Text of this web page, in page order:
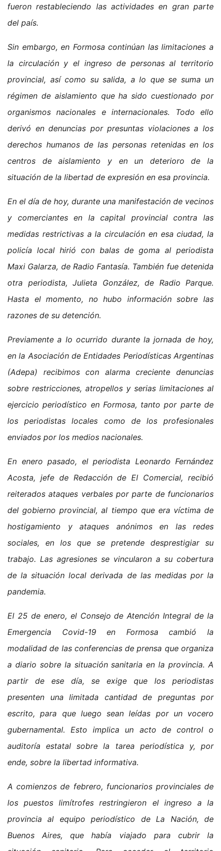
fueron restableciendo las actividades en gran parte
del país.
Sin embargo, en Formosa continúan las limitaciones a
la circulación y el ingreso de personas al territorio
provincial, así como su salida, a lo que se suma un
régimen de aislamiento que ha sido cuestionado por
organismos nacionales e internacionales. Todo ello
derivó en denuncias por presuntas violaciones a los
derechos humanos de las personas retenidas en los
centros de aislamiento y en un deterioro de la
situación de la libertad de expresión en esa provincia.
En el día de hoy, durante una manifestación de vecinos
y comerciantes en la capital provincial contra las
medidas restrictivas a la circulación en esa ciudad, la
policía local hirió con balas de goma al periodista
Maxi Galarza, de Radio Fantasía. También fue detenida
otra periodista, Julieta González, de Radio Parque.
Hasta el momento, no hubo información sobre las
razones de su detención.
Previamente a lo ocurrido durante la jornada de hoy,
en la Asociación de Entidades Periodísticas Argentinas
(Adepa) recibimos con alarma creciente denuncias
sobre restricciones, atropellos y serias limitaciones al
ejercicio periodístico en Formosa, tanto por parte de
los periodistas locales como de los profesionales
enviados por los medios nacionales.
En enero pasado, el periodista Leonardo Fernández
Acosta, jefe de Redacción de El Comercial, recibió
reiterados ataques verbales por parte de funcionarios
del gobierno provincial, al tiempo que era víctima de
hostigamiento y ataques anónimos en las redes
sociales, en los que se pretende desprestigiar su
trabajo. Las agresiones se vincularon a su cobertura
de la situación local derivada de las medidas por la
pandemia.
El 25 de enero, el Consejo de Atención Integral de la
Emergencia Covid-19 en Formosa cambió la
modalidad de las conferencias de prensa que organiza
a diario sobre la situación sanitaria en la provincia. A
partir de ese día, se exige que los periodistas
presenten una limitada cantidad de preguntas por
escrito, para que luego sean leídas por un vocero
gubernamental. Esto implica un acto de control o
auditoría estatal sobre la tarea periodística y, por
ende, sobre la libertad informativa.
A comienzos de febrero, funcionarios provinciales de
los puestos limítrofes restringieron el ingreso a la
provincia al equipo periodístico de La Nación, de
Buenos Aires, que había viajado para cubrir la